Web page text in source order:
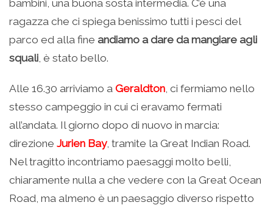
bambini, una buona sosta intermedia. C’è una
ragazza che ci spiega benissimo tutti i pesci del
parco ed alla fine andiamo a dare da mangiare agli
squali , è stato bello.
Alle 16.30 arriviamo a Geraldton , ci fermiamo nello
stesso campeggio in cui ci eravamo fermati
all’andata. Il giorno dopo di nuovo in marcia:
direzione Jurien Bay, tramite la Great Indian Road.
Nel tragitto incontriamo paesaggi molto belli,
chiaramente nulla a che vedere con la Great Ocean
Road, ma almeno è un paesaggio diverso rispetto